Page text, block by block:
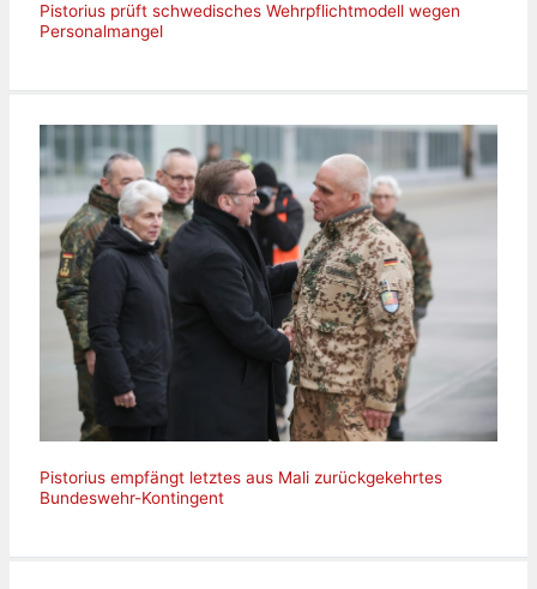
Pistorius prüft schwedisches Wehrpflichtmodell wegen
Personalmangel
Pistorius empfängt letztes aus Mali zurückgekehrtes
Bundeswehr-Kontingent